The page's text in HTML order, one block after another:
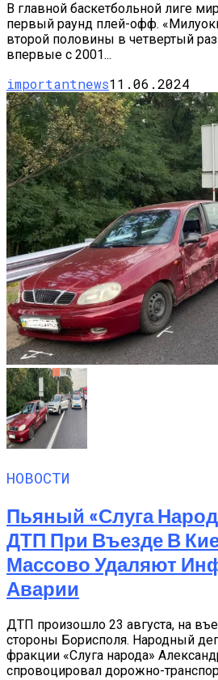
В главной баскетбольной лиге
первый раунд плей-офф.
второй половины в четвертый
впервые с 2001...
importantnews11.06.2024
НОВОСТИ
Пьяный «слуга
ДТП При Въезде В
Массово Удаляют
Аварии
ДТП произошло 23 августа, на
стороны Борисполя. Народный
фракции «Слуга народа»
спровоцировал дорожно-